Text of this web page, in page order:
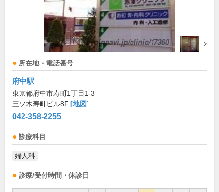
所在地・電話番号
府中駅
東京都府中市寿町1丁目1-3
三ツ木寿町ビル8F [地図]
042-358-2255
診療科目
婦人科
診療/受付時間・休診日